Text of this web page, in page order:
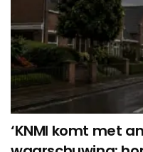
‘KNMI komt met